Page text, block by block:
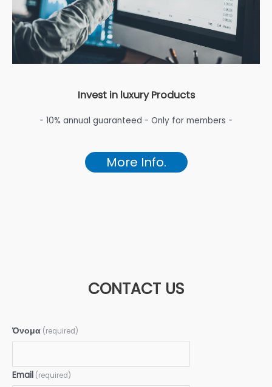
Invest in luxury Products
- 10% annual guaranteed - Only for members -
More Info.
CONTACT US
Όνομα (required)
Email (required)